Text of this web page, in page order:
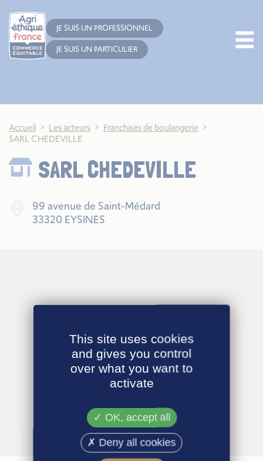
JE SUIS UN PROFESSIONNEL
JE SUIS UN PARTICULIER
Accueil Les acteurs
Franchises de boulangerie
SARL CHEDEVILLE
SARL CHEDEVILLE
99 avenue de Saint-Médard
33320 EYSINES
This site uses cookies
and gives you control
over what you want to
activate
OK, accept all
Deny all cookies